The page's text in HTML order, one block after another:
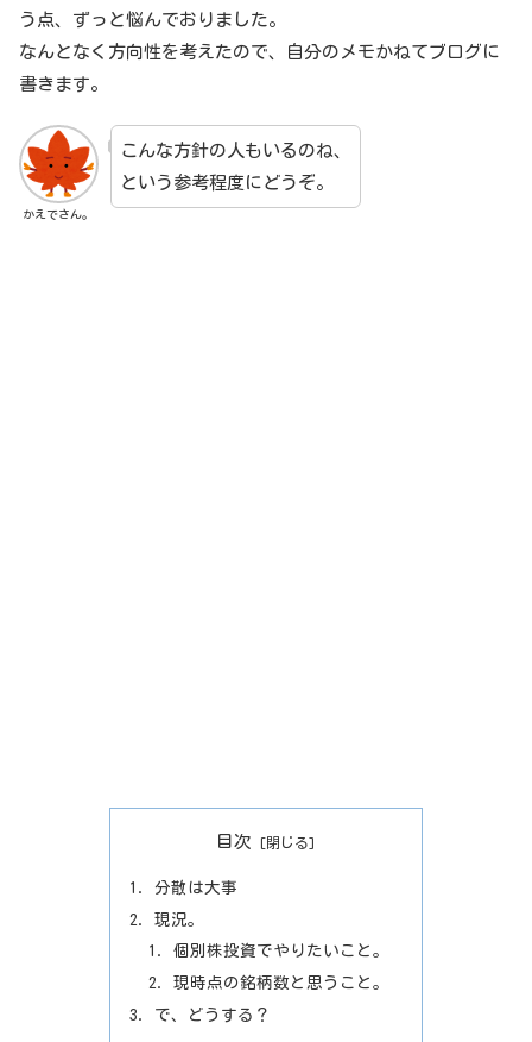
う点、ずっと悩んでおりました。
なんとなく方向性を考えたので、自分のメモかねてブログに
書きます。
かえでさん。
こんな方針の人もいるのね、
という参考程度にどうぞ。
目次
分散は大事
現況。
個別株投資でやりたいこと。
現時点の銘柄数と思うこと。
で、どうする？